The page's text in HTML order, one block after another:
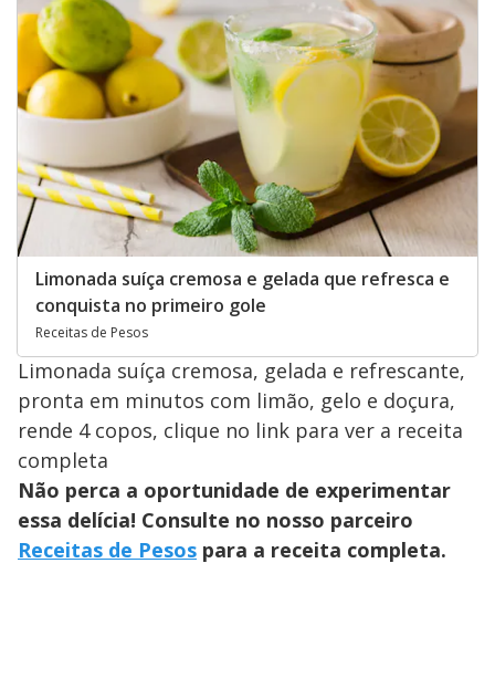
Limonada suíça cremosa e gelada que refresca e
conquista no primeiro gole
Receitas de Pesos
Limonada suíça cremosa, gelada e refrescante,
pronta em minutos com limão, gelo e doçura,
rende 4 copos, clique no link para ver a receita
completa
Não perca a oportunidade de experimentar
essa delícia! Consulte no nosso parceiro
Receitas de Pesos para a receita completa.